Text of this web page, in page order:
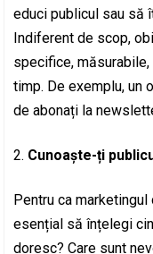
educi publicul sau să
Indiferent de scop,
specifice,
timp. De exemplu, un
de abonați la
Cunoaște-ți
Pentru ca
esențial să înțelegi
doresc? Care sunt